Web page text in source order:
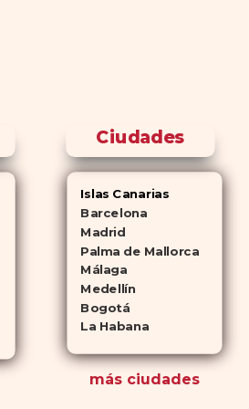
Ciudades
Islas Canarias
Barcelona
Madrid
Palma de Mallorca
Málaga
Medellín
Bogotá
La Habana
más ciudades